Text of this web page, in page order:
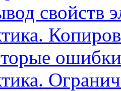
свойств